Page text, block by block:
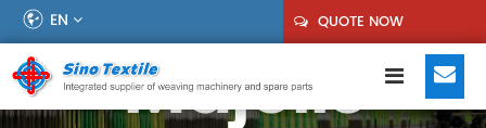
EN QUOTE NOW
Majelis